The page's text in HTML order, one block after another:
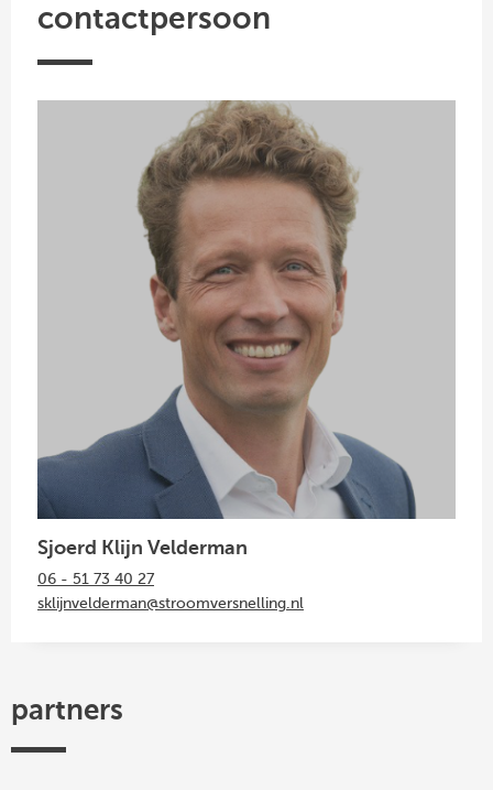
contactpersoon
Sjoerd Klijn Velderman
06 - 51 73 40 27
sklijnvelderman@stroomversnelling.nl
partners